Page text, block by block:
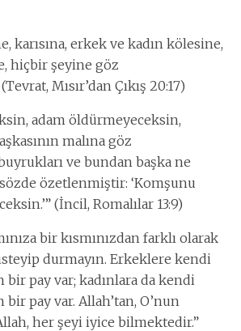
karısına, erkek ve kadın kölesine,
hiçbir şeyine göz
Mısır’dan Çıkış 20:17)
adam öldürmeyeceksin,
malına göz
ve bundan başka ne
özetlenmiştir: ‘Komşunu
(İncil, Romalılar 13:9)
bir kısmınızdan farklı olarak
durmayın. Erkeklere kendi
bir pay var; kadınlara da kendi
bir pay var. Allah’tan, O’nun
her şeyi iyice bilmektedir.”